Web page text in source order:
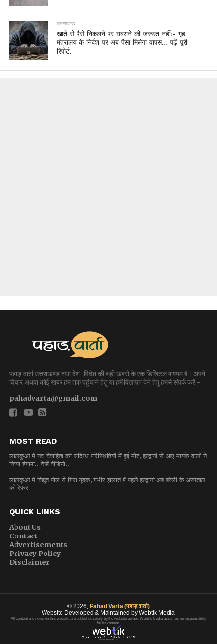
उत्तराखण्ड
खाते से पैसे निकलने पर घबराने की जरूरत नहीं:- गृह
मंत्रालय के निर्देश पर अब पैसा मिलेगा वापस… पढ़ें पूरी
रिपोर्ट,
पहाड़ वार्ता उत्तराखण्ड तथा देश-विदेश की बड़ी खबरों के एक डिजिटल माध्यम है। अपने
विचार अथवा कोई खबर हम तक पहुंचाने हेतु या हमें विज्ञापन देने हेतु हमसे संपर्क करें -
pahadvarta@gmail.com
MOST READ
लालकुआं में नव विवाहिता की संदिग्ध परिस्थितियों में हुई मौत, हल्द्वानी से आए मायके वालों ने
किया हंगामा.. देखें वीडियो..
लालकुआं में विद्युत पोल से गिरा युवक, गंभीर हालात में पहले हल्द्वानी अब बरेली के अस्पताल
को रेफर
QUICK LINKS
About Us
Contact
Advertisements
Privacy Policy
Disclaimer
© 2026, Pahad Varta (पहाड़ वार्ता)
Website Developed & Maintained by Webtik Media
All content and news on this website are published solely by the website owner. Webtik Media assumes no responsibility
for its content.